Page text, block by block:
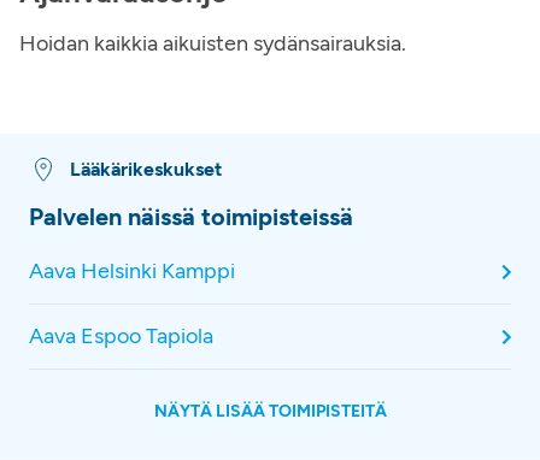
Hoidan kaikkia aikuisten sydänsairauksia.
Lääkärikeskukset
Palvelen näissä toimipisteissä
Aava Helsinki Kamppi
Aava Espoo Tapiola
NÄYTÄ LISÄÄ TOIMIPISTEITÄ